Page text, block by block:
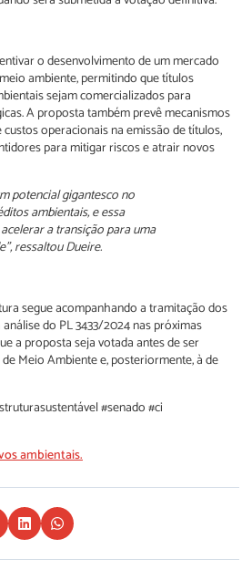
o desenvolvimento de um mercado
ambiente, permitindo que títulos
sejam comercializados para
A proposta também prevê mecanismos
operacionais na emissão de títulos,
para mitigar riscos e atrair novos
potencial gigantesco no
ambientais, e essa
a transição para uma
ressaltou Dueire.
segue acompanhando a tramitação dos
do PL 3433/2024 nas próximas
a proposta seja votada antes de ser
Meio Ambiente e, posteriormente, à de
#senado #ci
ambientais.